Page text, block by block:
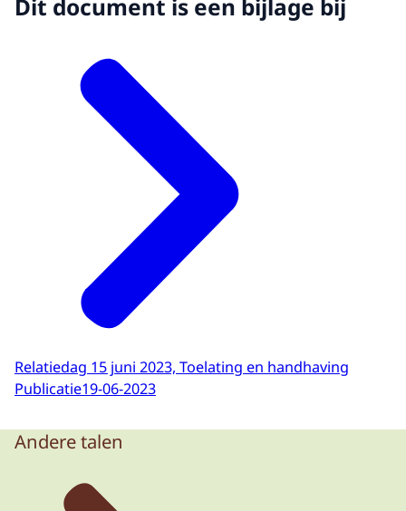
Dit document is een bijlage bij
Relatiedag 15 juni 2023, Toelating en handhaving
Publicatie19-06-2023
Andere talen